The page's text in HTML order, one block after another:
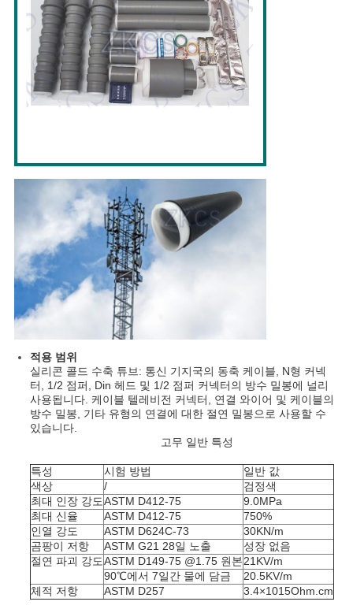
적용 범위
실리콘 콜드 수축 튜브: 통신 기지국의 동축 케이블, N형 커넥
터, 1/2 점퍼, Din 헤드 및 1/2 점퍼 커넥터의 방수 밀봉에 널리
사용됩니다. 케이블 텔레비전 커넥터, 연결 와이어 및 케이블의
방수 밀봉, 기타 유형의 연결에 대한 절연 밀봉으로 사용할 수
있습니다.
고무 일반 특성
특성 시험 방법
일반 값
색상
/
검정색
최대 인장 강도ASTM D412-75
9.0MPa
최대 신율
ASTM D412-75
750%
인열 강도
ASTM D624C-73
30KN/m
곰팡이 저항
ASTM G21 28일 노출
성장 없음
절연 파괴 강도ASTM D149-75 @1.75 원본21KV/m
90℃에서 7일간 물에 담금
20.5KV/m
체적 저항
ASTM D257 3.4×1015Ohm.cm